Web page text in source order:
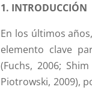
1. INTRODUCCIÓN
En los últimos
elemento clave
(Fuchs, 2006;
Piotrowski, 2009),